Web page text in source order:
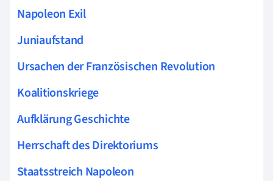
Napoleon Exil
Juniaufstand
Ursachen der Französischen Revolution
Koalitionskriege
Aufklärung Geschichte
Herrschaft des Direktoriums
Staatsstreich Napoleon